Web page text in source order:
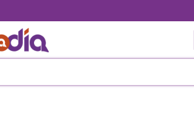
al
contenido
principal